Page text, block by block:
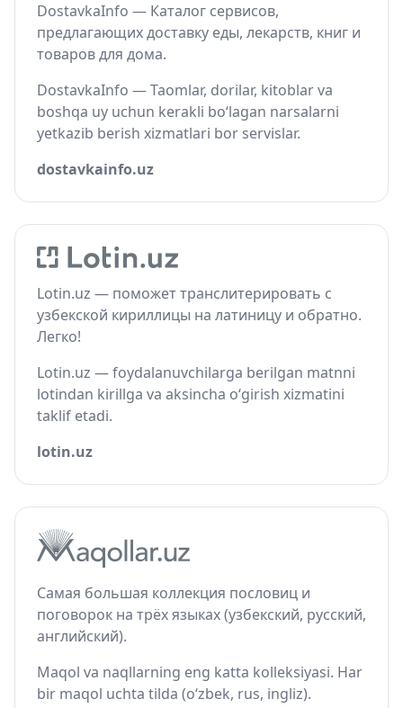
DostavkaInfo — Каталог сервисов,
предлагающих доставку еды, лекарств, книг и
товаров для дома.
DostavkaInfo — Taomlar, dorilar, kitoblar va
boshqa uy uchun kerakli bo‘lagan narsalarni
yetkazib berish xizmatlari bor servislar.
dostavkainfo.uz
Lotin.uz — поможет транслитерировать с
узбекской кириллицы на латиницу и обратно.
Легко!
Lotin.uz — foydalanuvchilarga berilgan matnni
lotindan kirillga va aksincha o‘girish xizmatini
taklif etadi.
lotin.uz
Самая большая коллекция пословиц и
поговорок на трёх языках (узбекский, русский,
английский).
Maqol va naqllarning eng katta kolleksiyasi. Har
bir maqol uchta tilda (o‘zbek, rus, ingliz).